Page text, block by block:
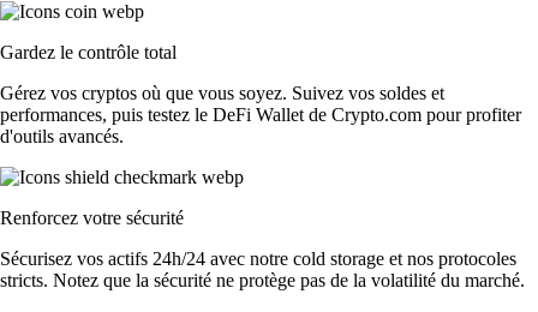
Gardez le contrôle total
Gérez vos cryptos où que vous soyez. Suivez vos soldes et
performances, puis testez le DeFi Wallet de Crypto.com pour profiter
d'outils avancés.
Renforcez votre sécurité
Sécurisez vos actifs 24h/24 avec notre cold storage et nos protocoles
stricts. Notez que la sécurité ne protège pas de la volatilité du marché.